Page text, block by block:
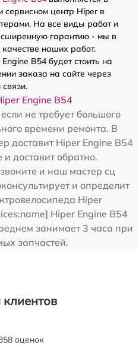
центр Hiper в
На все виды работ и
гарантию - мы в
наших работ.
B54 будет стоить на
заказа на сайте через
Engine B54
не требует большого
времени ремонта. В
доставит Hiper Engine B54
доставит обратно.
и наш мастер сц
и определит
Hiper
Hiper Engine B54
занимает 3 часа при
запчастей.
оценок